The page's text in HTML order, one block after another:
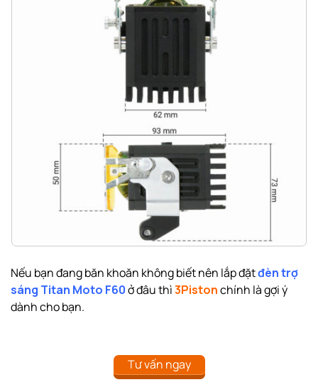
Nếu bạn đang băn khoăn không biết nên lắp đặtđèn trợ
sáng Titan Moto F60ở đâu thì3Pistonchính là gợi ý
dành cho bạn.
Tư vấn ngay